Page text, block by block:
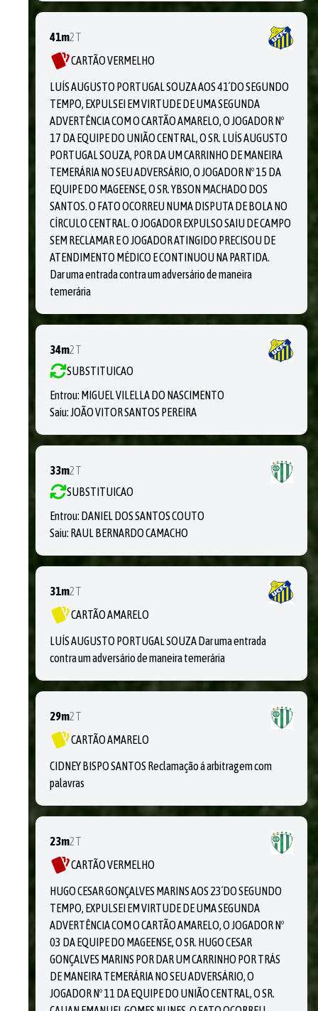
41m2T
CARTÃO VERMELHO
LUÍS AUGUSTO PORTUGAL SOUZA AOS 41´DO SEGUNDO
TEMPO, EXPULSEI EM VIRTUDE DE UMA SEGUNDA
ADVERTÊNCIA COM O CARTÃO AMARELO, O JOGADOR Nº
17 DA EQUIPE DO UNIÃO CENTRAL, O SR. LUÍS AUGUSTO
PORTUGAL SOUZA, POR DA UM CARRINHO DE MANEIRA
TEMERÁRIA NO SEU ADVERSÁRIO, O JOGADOR Nº 15 DA
EQUIPE DO MAGEENSE, O SR. YBSON MACHADO DOS
SANTOS. O FATO OCORREU NUMA DISPUTA DE BOLA NO
CÍRCULO CENTRAL. O JOGADOR EXPULSO SAIU DE CAMPO
SEM RECLAMAR E O JOGADOR ATINGIDO PRECISOU DE
ATENDIMENTO MÉDICO E CONTINUOU NA PARTIDA.
Dar uma entrada contra um adversário de maneira
temerária
34m2T
SUBSTITUICAO
Entrou: MIGUEL VILELLA DO NASCIMENTO
Saiu:JOÃO VITOR SANTOS PEREIRA
33m2T
SUBSTITUICAO
Entrou: DANIEL DOS SANTOS COUTO
Saiu: RAUL BERNARDO CAMACHO
31m2T
CARTÃO AMARELO
LUÍS AUGUSTO PORTUGAL SOUZA Dar uma entrada
contra um adversário de maneira temerária
29m2T
CARTÃO AMARELO
CIDNEY BISPO SANTOS Reclamação á arbitragem com
palavras
23m2T
CARTÃO VERMELHO
HUGO CESAR GONÇALVES MARINS AOS 23´DO SEGUNDO
TEMPO, EXPULSEI EM VIRTUDE DE UMA SEGUNDA
ADVERTÊNCIA COM O CARTÃO AMARELO, O JOGADOR Nº
03 DA EQUIPE DO MAGEENSE, O SR. HUGO CESAR
GONÇALVES MARINS POR DAR UM CARRINHO POR TRÁS
DE MANEIRA TEMERÁRIA NO SEU ADVERSÁRIO, O
JOGADOR Nº 11 DA EQUIPE DO UNIÃO CENTRAL, O SR.